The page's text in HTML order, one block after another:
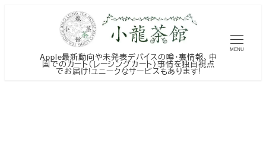
Apple最新動向や未発表デバイスの噂・裏情報、中
国でのカート（レーシングカート）事情を独自視点
でお届け!ユニークなサービスもあります!
MENU